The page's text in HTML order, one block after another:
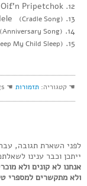
12. Oif’n Pripetchok
13. Vigele Lidele
(Cradle Song)
14. Donnay Chvallin
(Anniversary Song)
15. Schluf Mein Kind Schluf
My Child Sleep)
☚ קטגוריה: תזמורות ☚ Tags:
לפני השארת תגובה,
ייתכן וכבר ענינו
אנחנו לא קונים ולא
ולא מתקשרים למספרי